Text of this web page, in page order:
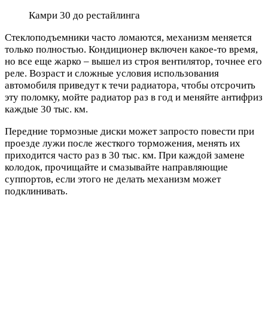
Камри 30 до рестайлинга
Стеклоподъемники часто ломаются, механизм меняется
только полностью. Кондиционер включен какое-то время,
но все еще жарко – вышел из строя вентилятор, точнее его
реле. Возраст и сложные условия использования
автомобиля приведут к течи радиатора, чтобы отсрочить
эту поломку, мойте радиатор раз в год и меняйте антифриз
каждые 30 тыс. км.
Передние тормозные диски может запросто повести при
проезде лужи после жесткого торможения, менять их
приходится часто раз в 30 тыс. км. При каждой замене
колодок, прочищайте и смазывайте направляющие
суппортов, если этого не делать механизм может
подклинивать.